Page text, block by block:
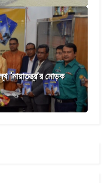
‘মায়াতন্ত্র’র মোড়ক